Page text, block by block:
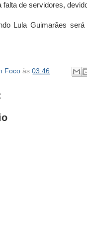
falta de servidores,
Lula Guimarães
Foco às 03:46